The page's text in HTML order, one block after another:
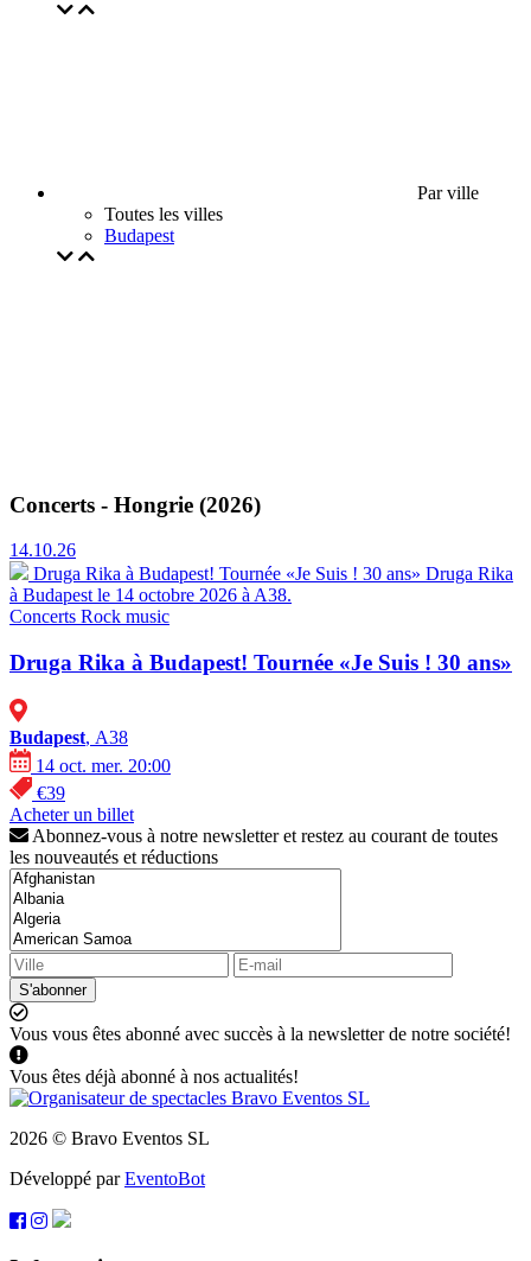
Par ville
Toutes les villes
Budapest
Concerts - Hongrie (2026)
14.10.26
Druga Rika à Budapest! Tournée «Je Suis ! 30 ans» Druga Rika
à Budapest le 14 octobre 2026 à A38.
Concerts Rock music
Druga Rika à Budapest! Tournée «Je Suis ! 30 ans»
Budapest, A38
14 oct. mer. 20:00
€39
Acheter un billet
Abonnez-vous à notre newsletter et restez au courant de toutes
les nouveautés et réductions
S'abonner
Vous vous êtes abonné avec succès à la newsletter de notre société!
Vous êtes déjà abonné à nos actualités!
2026 © Bravo Eventos SL
Développé parEventoBot